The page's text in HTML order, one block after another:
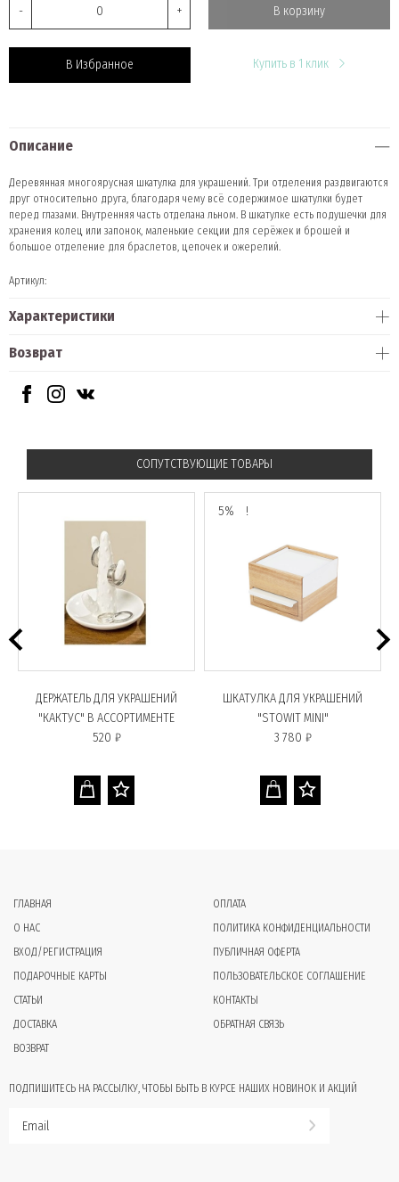
- + В корзину
В Избранное Купить в 1 клик
Описание
Деревянная многоярусная шкатулка для украшений. Три отделения раздвигаются
друг относительно друга, благодаря чему всё содержимое шкатулки будет
перед глазами. Внутренняя часть отделана льном. В шкатулке есть подушечки для
хранения колец или запонок, маленькие секции для серёжек и брошей и
большое отделение для браслетов, цепочек и ожерелий.
Артикул:
Характеристики
Возврат
СОПУТСТВУЮЩИЕ ТОВАРЫ
ДЕРЖАТЕЛЬ ДЛЯ УКРАШЕНИЙ
"КАКТУС" В АССОРТИМЕНТЕ
520 ₽
5% !
ШКАТУЛКА ДЛЯ УКРАШЕНИЙ
"STOWIT MINI"
3 780 ₽
ГЛАВНАЯ
О НАС
ВХОД/РЕГИСТРАЦИЯ
ПОДАРОЧНЫЕ КАРТЫ
СТАТЬИ
ДОСТАВКА
ВОЗВРАТ
ОПЛАТА
ПОЛИТИКА КОНФИДЕНЦИАЛЬНОСТИ
ПУБЛИЧНАЯ ОФЕРТА
ПОЛЬЗОВАТЕЛЬСКОЕ СОГЛАШЕНИЕ
КОНТАКТЫ
ОБРАТНАЯ СВЯЗЬ
ПОДПИШИТЕСЬ НА РАССЫЛКУ, ЧТОБЫ БЫТЬ В КУРСЕ НАШИХ НОВИНОК И АКЦИЙ